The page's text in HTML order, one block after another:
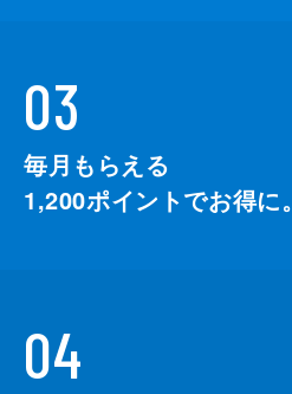
03
毎月もらえる
1,200ポイントでお得に。
04